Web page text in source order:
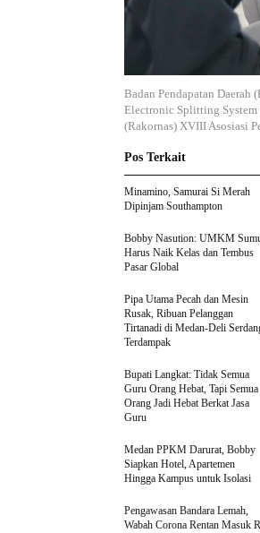
Badan Pendapatan Daerah
Electronic Splitting System
(Rakornas) XVIII Asosiasi
Pos Terkait
Minamino, Samurai Si Merah
Dipinjam Southampton
Bobby Nasution: UMKM
Harus Naik Kelas dan Tembus
Pasar Global
Pipa Utama Pecah dan Mesin
Rusak, Ribuan Pelanggan
Tirtanadi di Medan-Deli
Terdampak
Bupati Langkat: Tidak Semua
Guru Orang Hebat, Tapi Semua
Orang Jadi Hebat Berkat Jasa
Guru
Medan PPKM Darurat, Bobby
Siapkan Hotel, Apartemen
Hingga Kampus untuk Isolasi
Pengawasan Bandara Lemah,
Wabah Corona Rentan Masuk